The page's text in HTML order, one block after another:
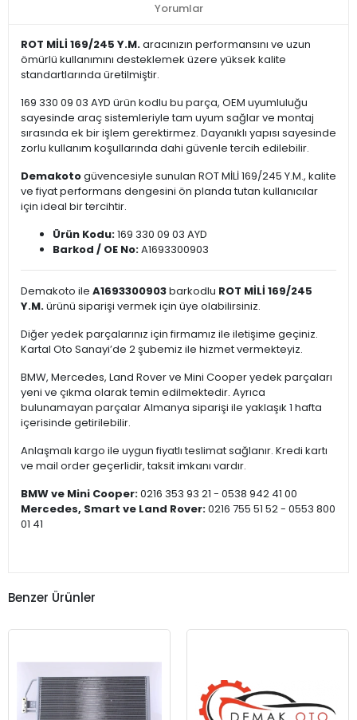
Yorumlar
ROT MİLİ 169/245 Y.M.aracınızın performansını ve uzun
ömürlü kullanımını desteklemek üzere yüksek kalite
standartlarında üretilmiştir.
169 330 09 03 AYD ürün kodlu bu parça, OEM uyumluluğu
sayesinde araç sistemleriyle tam uyum sağlar ve montaj
sırasında ek bir işlem gerektirmez. Dayanıklı yapısı sayesinde
zorlu kullanım koşullarında dahi güvenle tercih edilebilir.
Demakotogüvencesiyle sunulan ROT MİLİ 169/245 Y.M., kalite
ve fiyat performans dengesini ön planda tutan kullanıcılar
için ideal bir tercihtir.
Ürün Kodu:169 330 09 03 AYD
Barkod / OE No:A1693300903
Demakoto ile A1693300903barkodlu ROT MİLİ 169/245
Y.M.ürünü siparişi vermek için üye olabilirsiniz.
Diğer yedek parçalarınız için firmamız ile iletişime geçiniz.
Kartal Oto Sanayi’de 2 şubemiz ile hizmet vermekteyiz.
BMW, Mercedes, Land Rover ve Mini Cooper yedek parçaları
yeni ve çıkma olarak temin edilmektedir. Ayrıca
bulunamayan parçalar Almanya siparişi ile yaklaşık 1 hafta
içerisinde getirilebilir.
Anlaşmalı kargo ile uygun fiyatlı teslimat sağlanır. Kredi kartı
ve mail order geçerlidir, taksit imkanı vardır.
BMW ve Mini Cooper:0216 353 93 21 - 0538 942 41 00
Mercedes, Smart ve Land Rover:0216 755 51 52 - 0553 800
01 41
Benzer Ürünler